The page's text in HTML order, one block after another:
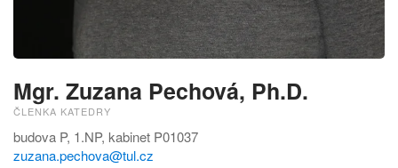
Mgr. Zuzana Pechová, Ph.D.
ČLENKA KATEDRY
budova P, 1.NP, kabinet P01037
zuzana.pechova@tul.cz